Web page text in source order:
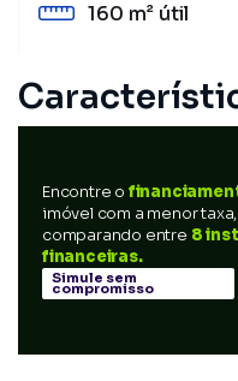
160 m² útil
Encontre o
imóvel com a menor taxa,
comparando entre 8
financeiras.
Simule sem
compromisso